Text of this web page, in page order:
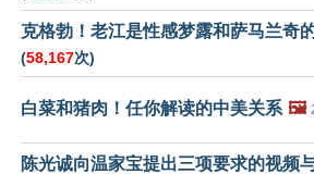
克格勃！老江是性感梦露和萨马兰奇
(58,167次)
白菜和猪肉！任你解读的中美关系 🖼️
陈光诚向温家宝提出三项要求的视频